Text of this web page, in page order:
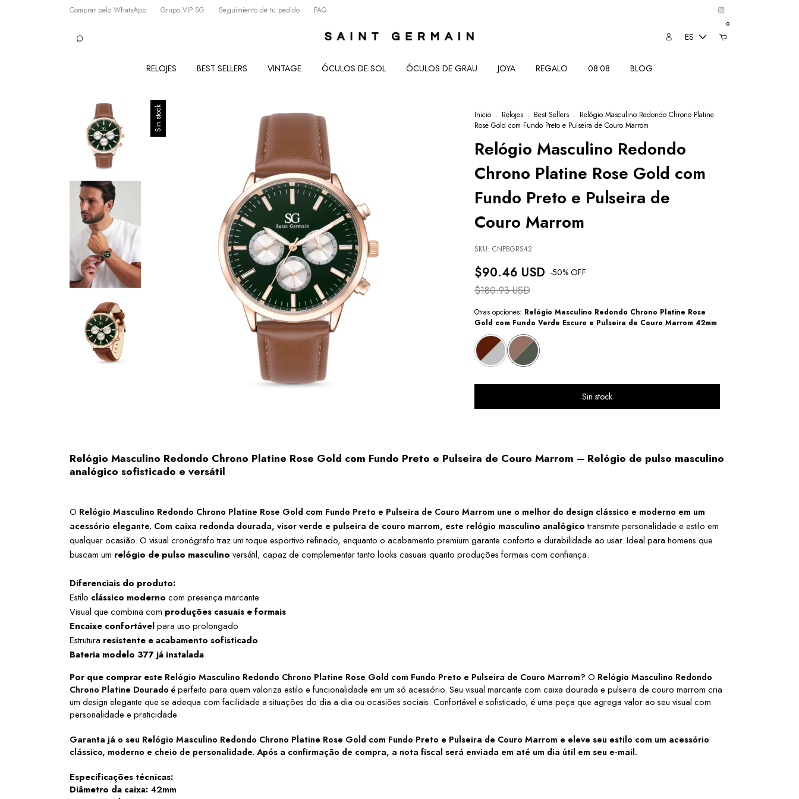
Comprar pelo WhatsApp Grupo VIP SG Seguimiento de tu pedido FAQ
ES
0
RELOJES BEST SELLERS VINTAGE ÓCULOS DE SOL ÓCULOS DE GRAU JOYA REGALO 08.08 BLOG
Sin stock Inicio . Relojes . Best Sellers . Relógio Masculino Redondo Chrono Platine
Rose Gold com Fundo Preto e Pulseira de Couro Marrom
Relógio Masculino Redondo
Chrono Platine Rose Gold com
Fundo Preto e Pulseira de
Couro Marrom
SKU: CNPBGRS42
$90.46 USD -50% OFF
$180.93 USD
Otras opciones: Relógio Masculino Redondo Chrono Platine Rose
Gold com Fundo Verde Escuro e Pulseira de Couro Marrom 42mm
Relógio Masculino Redondo Chrono Platine Rose Gold com Fundo Preto e Pulseira de Couro Marrom – Relógio de pulso masculino
analógico sofisticado e versátil
O Relógio Masculino Redondo Chrono Platine Rose Gold com Fundo Preto e Pulseira de Couro Marrom une o melhor do design clássico e moderno em um
acessório elegante. Com caixa redonda dourada, visor verde e pulseira de couro marrom, este relógio masculino analógico transmite personalidade e estilo em
qualquer ocasião. O visual cronógrafo traz um toque esportivo refinado, enquanto o acabamento premium garante conforto e durabilidade ao usar. Ideal para homens que
buscam um relógio de pulso masculino versátil, capaz de complementar tanto looks casuais quanto produções formais com confiança.
Diferenciais do produto:
Estilo clássico moderno com presença marcante
Visual que combina com produções casuais e formais
Encaixe confortável para uso prolongado
Estrutura resistente e acabamento sofisticado
Bateria modelo 377 já instalada
Por que comprar este Relógio Masculino Redondo Chrono Platine Rose Gold com Fundo Preto e Pulseira de Couro Marrom? O Relógio Masculino Redondo
Chrono Platine Dourado é perfeito para quem valoriza estilo e funcionalidade em um só acessório. Seu visual marcante com caixa dourada e pulseira de couro marrom cria
um design elegante que se adequa com facilidade a situações do dia a dia ou ocasiões sociais. Confortável e sofisticado, é uma peça que agrega valor ao seu visual com
personalidade e praticidade.
Garanta já o seu Relógio Masculino Redondo Chrono Platine Rose Gold com Fundo Preto e Pulseira de Couro Marrom e eleve seu estilo com um acessório
clássico, moderno e cheio de personalidade. Após a confirmação de compra, a nota fiscal será enviada em até um dia útil em seu e-mail.
Especificações técnicas:
Diâmetro da caixa: 42mm